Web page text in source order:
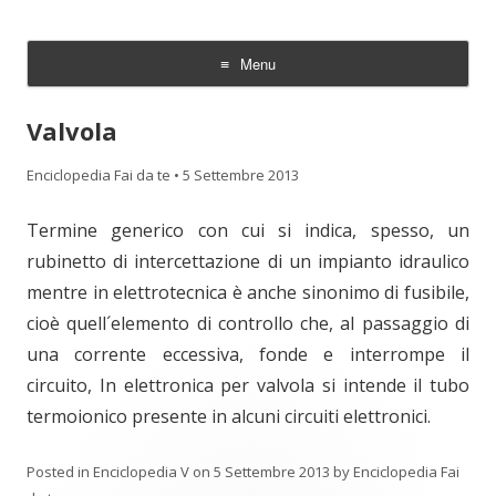
Menu
Skip
content
Valvola
Enciclopedia Fai da te • 5 Settembre 2013
Termine generico con cui si indica, spesso, un
rubinetto di intercettazione di un impianto idraulico
mentre in elettrotecnica è anche sinonimo di fusibile,
cioè quell´elemento di controllo che, al passaggio di
una corrente eccessiva, fonde e interrompe il
circuito, In elettronica per valvola si intende il tubo
termoionico presente in alcuni circuiti elettronici.
Posted in Enciclopedia V on 5 Settembre 2013 byEnciclopedia Fai